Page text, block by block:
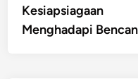
Kesiapsiagaan
Menghadapi